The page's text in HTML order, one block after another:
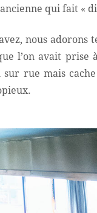
qui fait «
nous adorons
l’on avait prise
sur rue mais